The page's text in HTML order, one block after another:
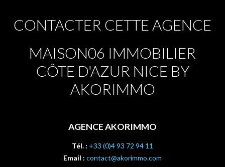
CONTACTER CETTE AGENCE
MAISON06 IMMOBILIER
CÔTE D'AZUR NICE BY
AKORIMMO
AGENCE AKORIMMO
Tél. : +33 (0)4 93 72 94 11
Email : contact@akorimmo.com